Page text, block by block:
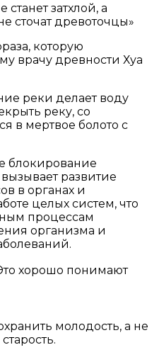
затхлой, а
сточат древоточцы»
которую
врачу древности Хуа
реки делает воду
реку, со
в мертвое болото с
блокирование
развитие
в органах и
целых систем, что
процессам
организма и
Это хорошо понимают
молодость, а не